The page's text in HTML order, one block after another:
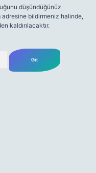
düşündüğünüz
adresine bildirmeniz halinde,
kaldırılacaktır.